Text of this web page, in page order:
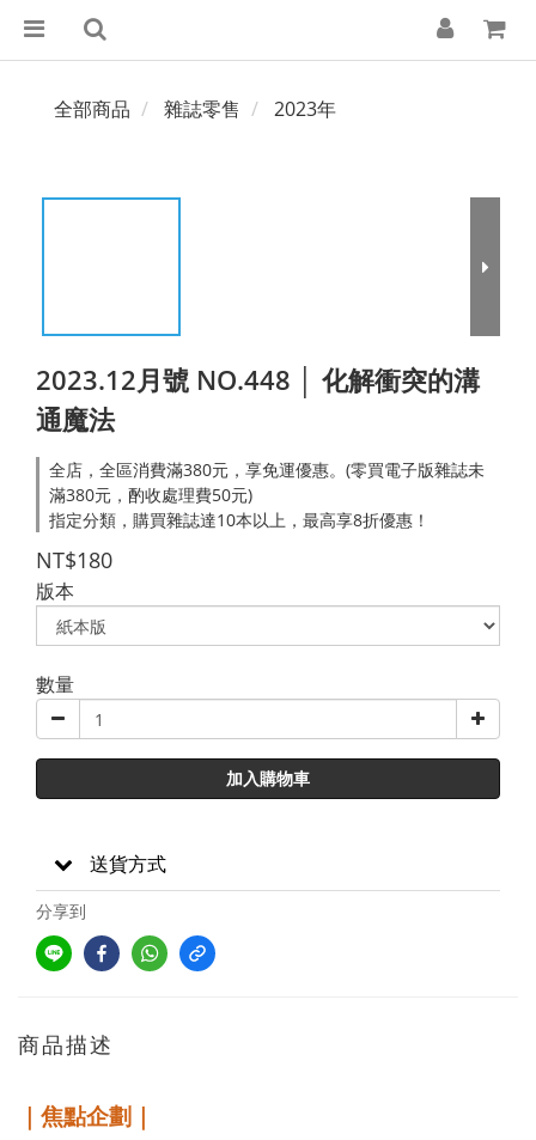
全部商品 雜誌零售 2023年
2023.12月號 NO.448 │ 化解衝突的溝
通魔法
全店，全區消費滿380元，享免運優惠。(零買電子版雜誌未
滿380元，酌收處理費50元)
指定分類，購買雜誌達10本以上，最高享8折優惠！
NT$180
版本
數量
加入購物車
送貨方式
分享到
商品描述
｜焦點企劃｜